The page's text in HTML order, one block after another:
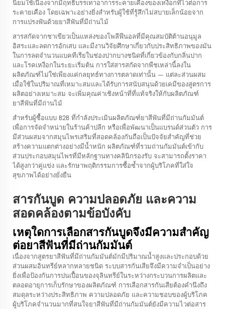
นิยมใช้เนื่องจากมีฤทธิ์บรรเทาอาการระคายเคืองของเหงือกที่ไวต่อการ
ระคายเคือง โดยเฉพาะอย่างยิ่งสำหรับผู้ใช้ที่รู้สึกไม่สบายเล็กน้อยจาก
การแปรงฟันด้วยยาสีฟันที่มีถ่านไม้
สารสกัดจากชาเขียวเป็นแหล่งของโพลีฟีนอลที่มีคุณสมบัติต้านอนุมูล
อิสระและลดการอักเสบ และมีงานวิจัยศึกษาเกี่ยวกับประสิทธิภาพของมัน
ในการลดจำนวนแบคทีเรียในช่องปากบางชนิดที่เกี่ยวข้องกับกลิ่นปาก
และโรคเหงือกในระยะเริ่มต้น การใส่สารสกัดจากพืชเหล่านี้ลงใน
ผลิตภัณฑ์ไม่ใช่เพียงแค่กลยุทธ์ทางการตลาดเท่านั้น — แต่ละส่วนผสม
เมื่อใช้ในปริมาณที่เหมาะสมและได้รับการสนับสนุนด้วยเคมีของสูตรการ
ผลิตอย่างเหมาะสม จะเพิ่มคุณค่าเชิงหน้าที่ที่แท้จริงให้กับผลิตภัณฑ์
ยาสีฟันที่มีถ่านไม้
สำหรับผู้ซื้อแบบ B2B ที่กำลังประเมินผลิตภัณฑ์ยาสีฟันที่มีถ่านกัมมันต์
เพื่อการจัดจำหน่ายในร้านค้าปลีก หรือเพื่อพัฒนาเป็นแบรนด์ส่วนตัว การ
มีส่วนผสมจากสมุนไพรเสริมที่สอดคล้องกันถือเป็นปัจจัยสำคัญที่ช่วย
สร้างความแตกต่างอย่างมีน้ำหนัก ผลิตภัณฑ์ที่รวมถ่านกัมมันต์เข้ากับ
ส่วนประกอบสมุนไพรที่มีหลักฐานทางคลินิกรองรับ จะสามารถตั้งราคา
ได้สูงกว่าคู่แข่ง และรักษาพฤติกรรมการซื้อซ้ำจากผู้บริโภคที่ใส่ใจ
สุขภาพได้อย่างยั่งยืน
สารกันบูด ความปลอดภัย และความ
สอดคล้องตามข้อบังคับ
เหตุใดการเลือกสารกันบูดจึงมีความสำคัญ
ต่อยาสีฟันที่มีถ่านกัมมันต์
เนื่องจากสูตรยาสีฟันที่มีถ่านกัมมันต์มักมีปริมาณน้ำสูงและประกอบด้วย
ส่วนผสมอินทรีย์หลากหลายชนิด ระบบสารกันเสียจึงมีความจำเป็นอย่าง
ยิ่งเพื่อป้องกันการปนเปื้อนของจุลินทรีย์ในระหว่างกระบวนการผลิตและ
ตลอดอายุการเก็บรักษาของผลิตภัณฑ์ การเลือกสารกันเสียต้องคำนึงถึง
สมดุลระหว่างประสิทธิภาพ ความปลอดภัย และความชอบของผู้บริโภค
ผู้บริโภคจำนวนมากที่สนใจยาสีฟันที่มีถ่านกัมมันต์ยังมีความไวต่อสาร